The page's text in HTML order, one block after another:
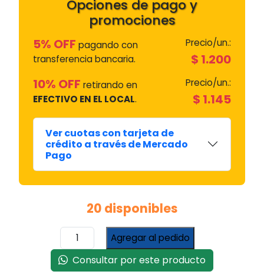
Opciones de pago y
promociones
5% OFF pagando con
transferencia bancaria.
Precio/un.:
$ 1.200
10% OFF retirando en
EFECTIVO EN EL LOCAL.
Precio/un.:
$ 1.145
Ver cuotas con tarjeta de
crédito a través de Mercado
Pago
20 disponibles
Tensor
Drean
Alladio
M/n
Agregar al pedido
Consultar por este producto